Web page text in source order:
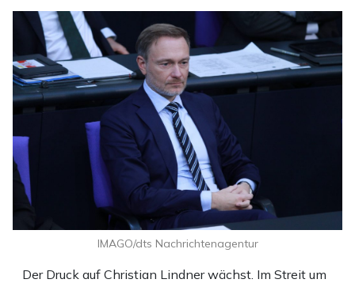
Der Druck auf Christian Lindner wächst. Im Streit um
IMAGO/dts Nachrichtenagentur